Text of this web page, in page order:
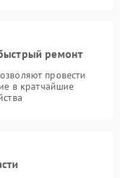
ремонт
провести
в кратчайшие